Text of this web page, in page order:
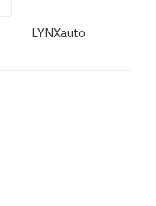
LYNXauto